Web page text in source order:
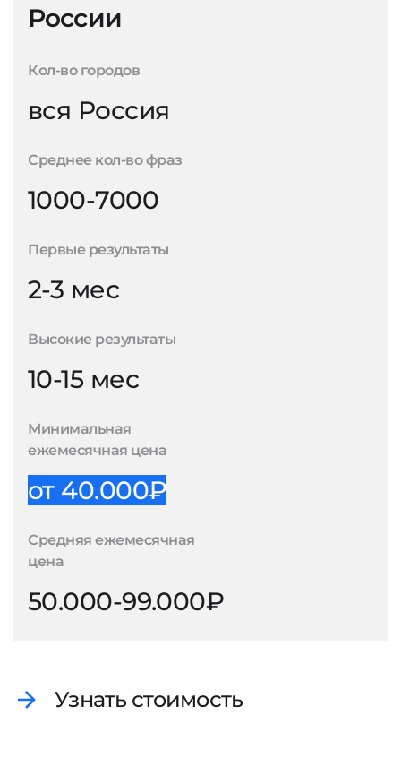
России
Кол-во городов
вся Россия
Среднее кол-во фраз
1000-7000
Первые результаты
2-3 мес
Высокие результаты
10-15 мес
Минимальная
ежемесячная цена
от 40.000₽
Средняя ежемесячная
цена
50.000-99.000₽
Узнать стоимость